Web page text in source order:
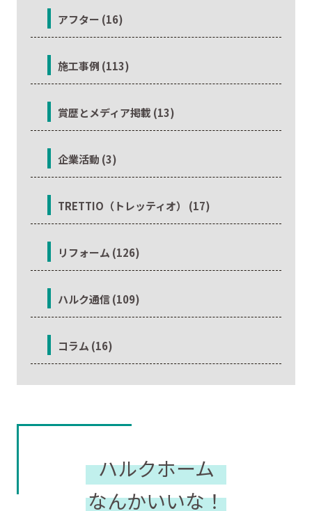
アフター (16)
施工事例 (113)
賞歴とメディア掲載 (13)
企業活動 (3)
TRETTIO（トレッティオ） (17)
リフォーム (126)
ハルク通信 (109)
コラム (16)
ハルクホーム
なんかいいな！